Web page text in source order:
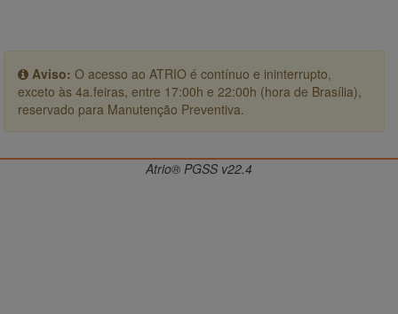
Aviso: O acesso ao ATRIO é contínuo e ininterrupto,
exceto às 4a.feiras, entre 17:00h e 22:00h (hora de Brasília),
reservado para Manutenção Preventiva.
Atrio® PGSS v22.4